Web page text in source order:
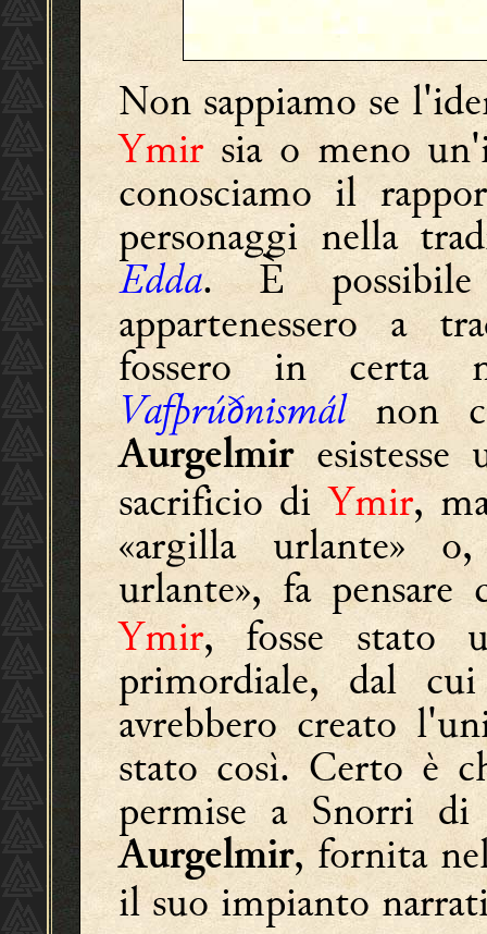
Non sappiamo se
Ymirsia o meno
conosciamo il
personaggi nella
Edda. È
appartenessero a
fossero in certa
Vafþrúðnismálnon ci
Aurgelmiresistesse
sacrificio diYmir,
«argilla urlante»
urlante», fa
Ymir, fosse stato
primordiale, dal
avrebbero creato
stato così. Certo è
permise a Snorri di
Aurgelmir, fornita
il suo impianto